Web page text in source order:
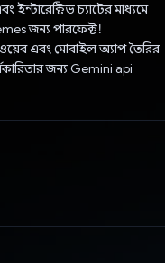
চ্যাটের মাধ্যমে
জন্য পারফেক্ট!
এবং মোবাইল অ্যাপ তৈরির
জন্য Gemini api